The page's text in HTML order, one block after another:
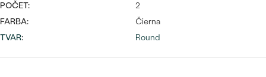
PREZRIEŤ
SYMBOLICKÉ
MINIMALISTICKÉ
POČET:
2
FARBA:
Čierna
TVAR: Round